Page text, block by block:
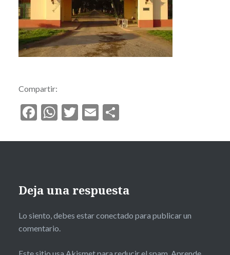
Compartir:
Facebook
WhatsApp
Twitter
EmailCompartir
Deja una respuesta
Lo siento, debes estarconectado para publicar un
comentario.